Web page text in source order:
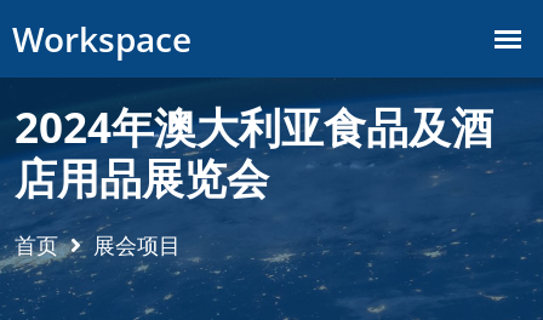
2024年澳大利亚食品及酒
店用品展览会
首页 展会项目